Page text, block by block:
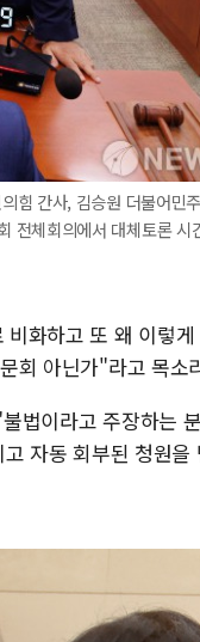
힘 간사, 김승원 더불어민
전체회의에서 대체토론 시
화하고 또 왜 이렇
회 아닌가"라고 목소
법이라고 주장하는
자동 회부된 청원을